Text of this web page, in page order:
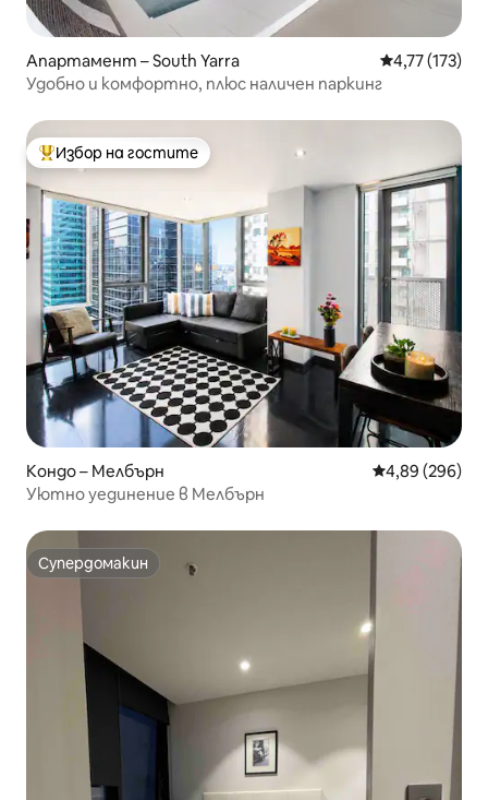
Апартамент – South Yarra Средна
4,77 (173)
Удобно и комфортно, плюс наличен паркинг
Най-популярен избор на гостите
Избор на гостите
Кондо – Мелбърн Средна
4,89 (296)
Уютно уединение в Мелбърн
Супердомакин
Супердомакин